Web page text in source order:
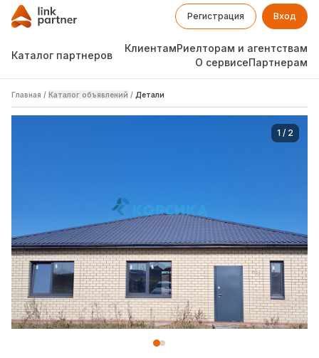
Регистрация Вход
Каталог партнеров
КлиентамРиелторам и агентствам
О сервисеПартнерам
Главная / Каталог объявлений / Детали
1 / 2